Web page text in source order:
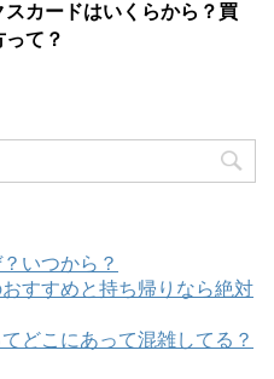
スカードはいくらから？買
て？
いつから？
すすめと持ち帰りなら絶対
どこにあって混雑してる？